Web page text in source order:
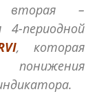
вторая –
4-периодной
, которая